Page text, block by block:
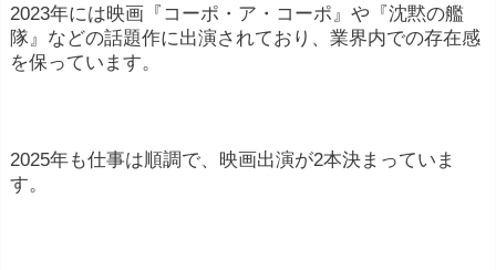
2023年には映画『コーポ・ア・コーポ』や『沈黙の艦
隊』などの話題作に出演されており、業界内での存在感
を保っています。
2025年も仕事は順調で、映画出演が2本決まっていま
す。